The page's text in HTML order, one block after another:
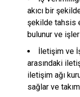
akıcı bir
şekilde tahsis
bulunur ve
İletişim ve
arasındaki
iletişim ağı
sağlar ve